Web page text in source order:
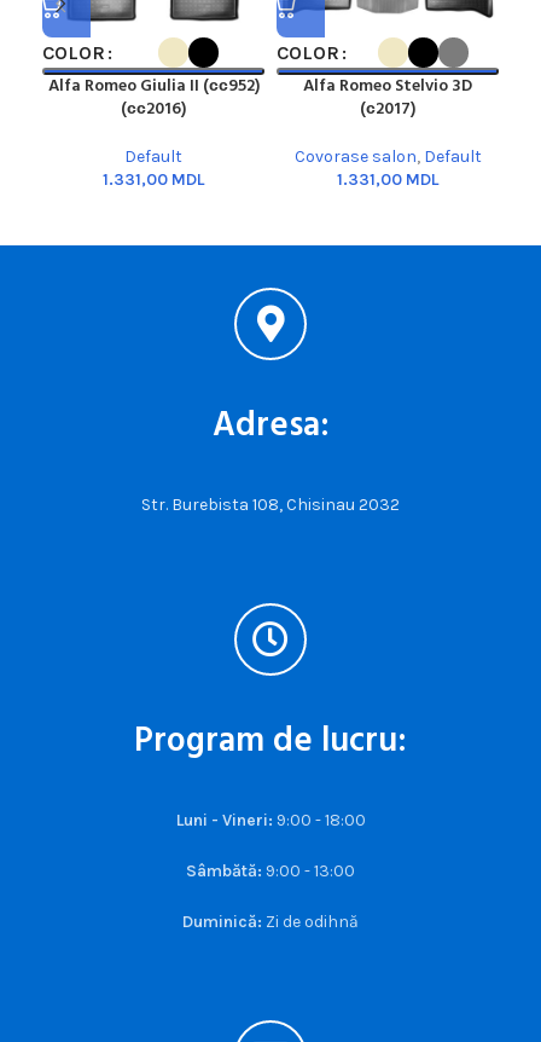
COLOR
Alfa Romeo Giulia II (сс952)
(сс2016)
Default
MDL
COLOR
Alfa Romeo Stelvio 3D
(с2017)
Covorase salon, Default
MDL
Adresa:
Str. Burebista 108, Chisinau 2032
Program de lucru:
Luni - Vineri: 9:00 - 18:00
Sâmbătă: 9:00 - 13:00
Duminică: Zi de odihnă